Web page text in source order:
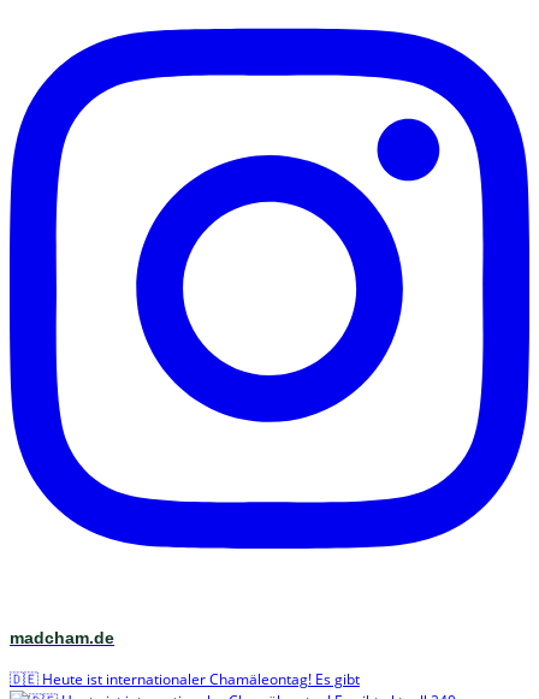
madcham.de
🇩🇪 Heute ist internationaler Chamäleontag! Es gibt